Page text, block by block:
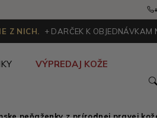
Z NICH. + DARČEK K OBJEDNÁVKAM
VÝPREDAJ KOŽE
peňaženky z prírodnej pravej